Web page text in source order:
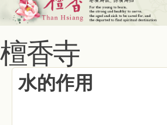
檀香寺
水的作用